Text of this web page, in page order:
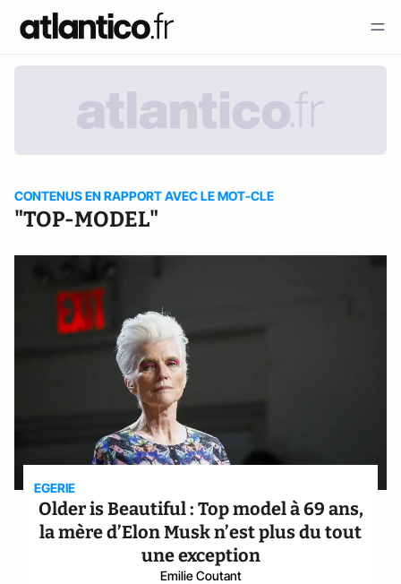
CONTENUS EN RAPPORT AVEC LE MOT-CLE
"TOP-MODEL"
EGERIE
Older is Beautiful : Top model à 69 ans,
la mère d’Elon Musk n’est plus du tout
une exception
Emilie Coutant